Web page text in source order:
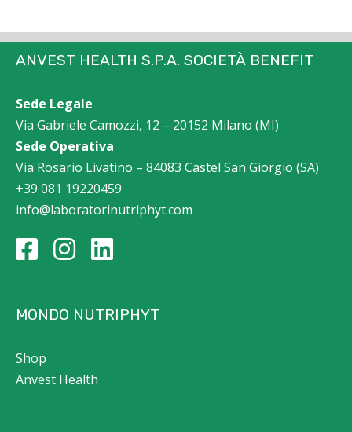
ANVEST HEALTH S.P.A. SOCIETÀ BENEFIT
Sede Legale
Via Gabriele Camozzi, 12 – 20152 Milano (MI)
Sede Operativa
Via Rosario Livatino – 84083 Castel San Giorgio (SA)
+39 081 19220459
info@laboratorinutriphyt.com
MONDO NUTRIPHYT
Shop
Anvest Health